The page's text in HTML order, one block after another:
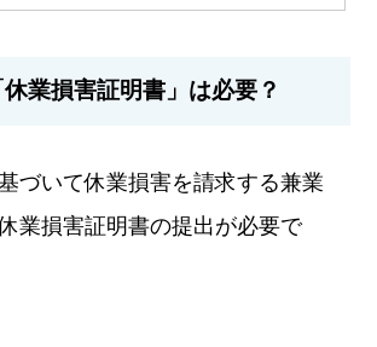
業損害証明書」は必要？
づいて休業損害を請求する兼業
業損害証明書の提出が必要で